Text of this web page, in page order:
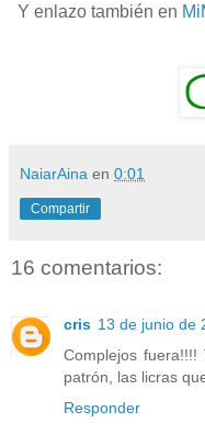
Y enlazo también en
NaiarAina en 0:01
Compartir
16 comentarios:
cris 13 de junio de
Complejos
patrón, las licras
Responder